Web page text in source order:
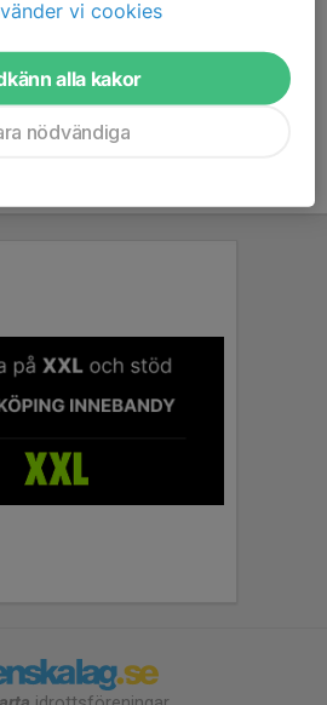
år
vi cookies
alla kakor
nödvändiga